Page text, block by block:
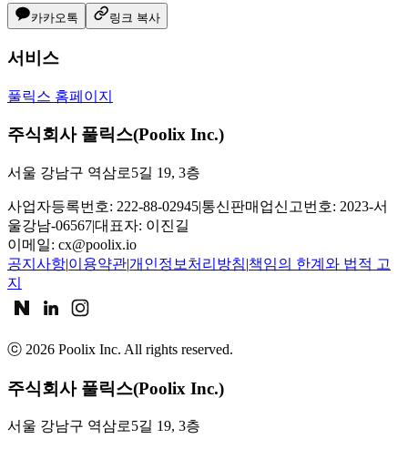
카카오톡 링크 복사
서비스
풀릭스 홈페이지
주식회사 풀릭스(Poolix Inc.)
서울 강남구 역삼로5길 19, 3층
사업자등록번호: 222-88-02945|통신판매업신고번호: 2023-서
울강남-06567|대표자: 이진길
이메일: cx@poolix.io
공지사항|이용약관|개인정보처리방침|책임의 한계와 법적 고
지
ⓒ 2026 Poolix Inc. All rights reserved.
주식회사 풀릭스(Poolix Inc.)
서울 강남구 역삼로5길 19, 3층